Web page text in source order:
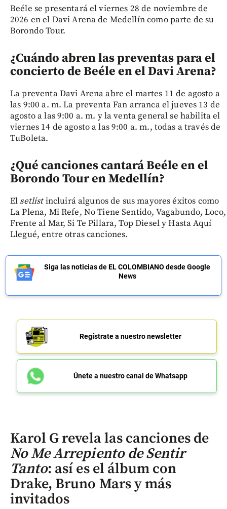
Beéle se presentará el viernes 28 de noviembre de
2026 en el Davi Arena de Medellín como parte de su
Borondo Tour.
¿Cuándo abren las preventas para el
concierto de Beéle en el Davi Arena?
La preventa Davi Arena abre el martes 11 de agosto a
las 9:00 a. m. La preventa Fan arranca el jueves 13 de
agosto a las 9:00 a. m. y la venta general se habilita el
viernes 14 de agosto a las 9:00 a. m., todas a través de
TuBoleta.
¿Qué canciones cantará Beéle en el
Borondo Tour en Medellín?
El setlistincluirá algunos de sus mayores éxitos como
La Plena, Mi Refe, No Tiene Sentido, Vagabundo, Loco,
Frente al Mar, Si Te Pillara, Top Diesel y Hasta Aquí
Llegué, entre otras canciones.
Siga las noticias de EL COLOMBIANO desde Google
News
Regístrate a nuestro newsletter
Únete a nuestro canal de Whatsapp
Karol G revela las canciones de
No Me Arrepiento de Sentir
Tanto: así es el álbum con
Drake, Bruno Mars y más
invitados